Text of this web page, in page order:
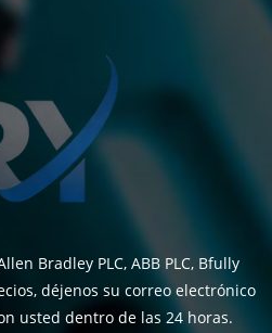
Bradley PLC, ABB PLC, Bfully
déjenos su correo electrónico
usted dentro de las 24 horas.